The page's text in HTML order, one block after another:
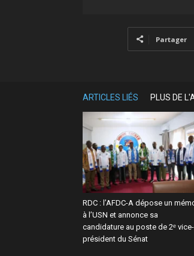
Partager
ARTICLES LIÉS PLUS DE
RDC : l’AFDC-A dépose un
à l’USN et annonce sa
candidature au poste de 2ᵉ vice-
président du Sénat